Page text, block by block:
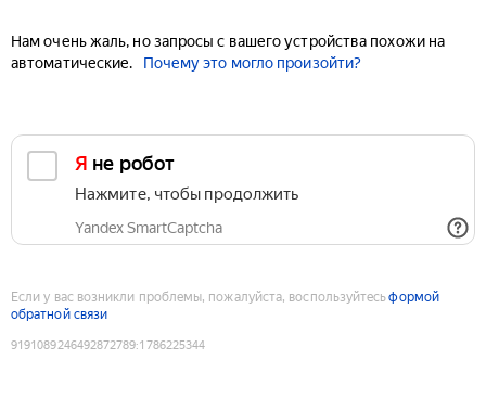
Нам очень жаль, но запросы с вашего устройства похожи на
автоматические.
Почему это могло произойти?
Я не робот
Нажмите, чтобы продолжить
Yandex SmartCaptcha
Если у вас возникли проблемы, пожалуйста, воспользуйтесьформой
обратной связи
9191089246492872789:1786225344